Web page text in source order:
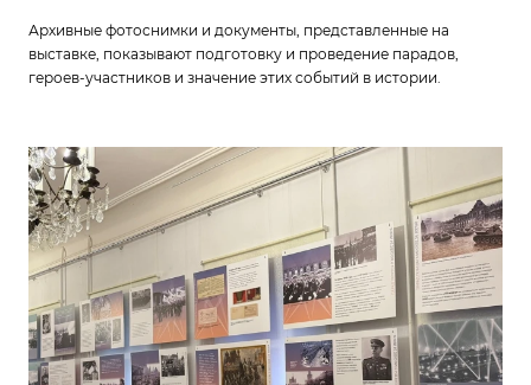
Архивные фотоснимки и документы, представленные на
выставке, показывают подготовку и проведение парадов,
героев-участников и значение этих событий в истории.